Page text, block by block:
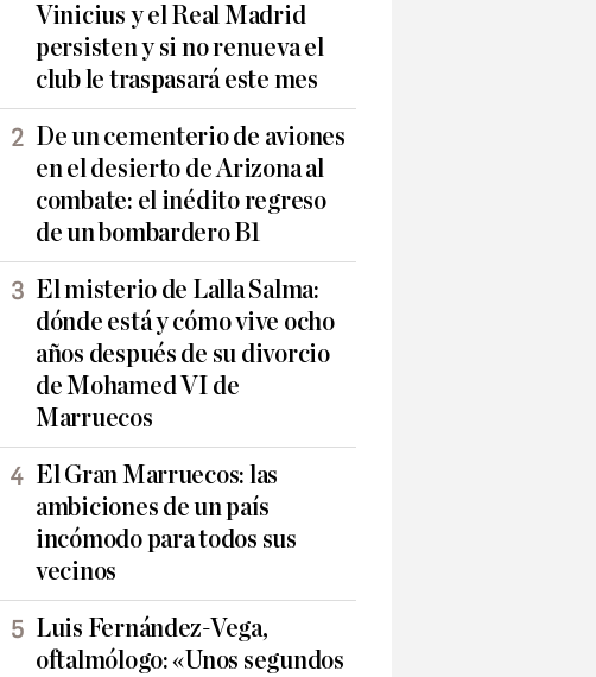
Vinicius y el Real Madrid
persisten y si no renueva el
club le traspasará este mes
De un cementerio de aviones
en el desierto de Arizona al
combate: el inédito regreso
de un bombardero B1
El misterio de Lalla Salma:
dónde está y cómo vive ocho
años después de su divorcio
de Mohamed VI de
Marruecos
El Gran Marruecos: las
ambiciones de un país
incómodo para todos sus
vecinos
Luis Fernández-Vega,
oftalmólogo: «Unos segundos